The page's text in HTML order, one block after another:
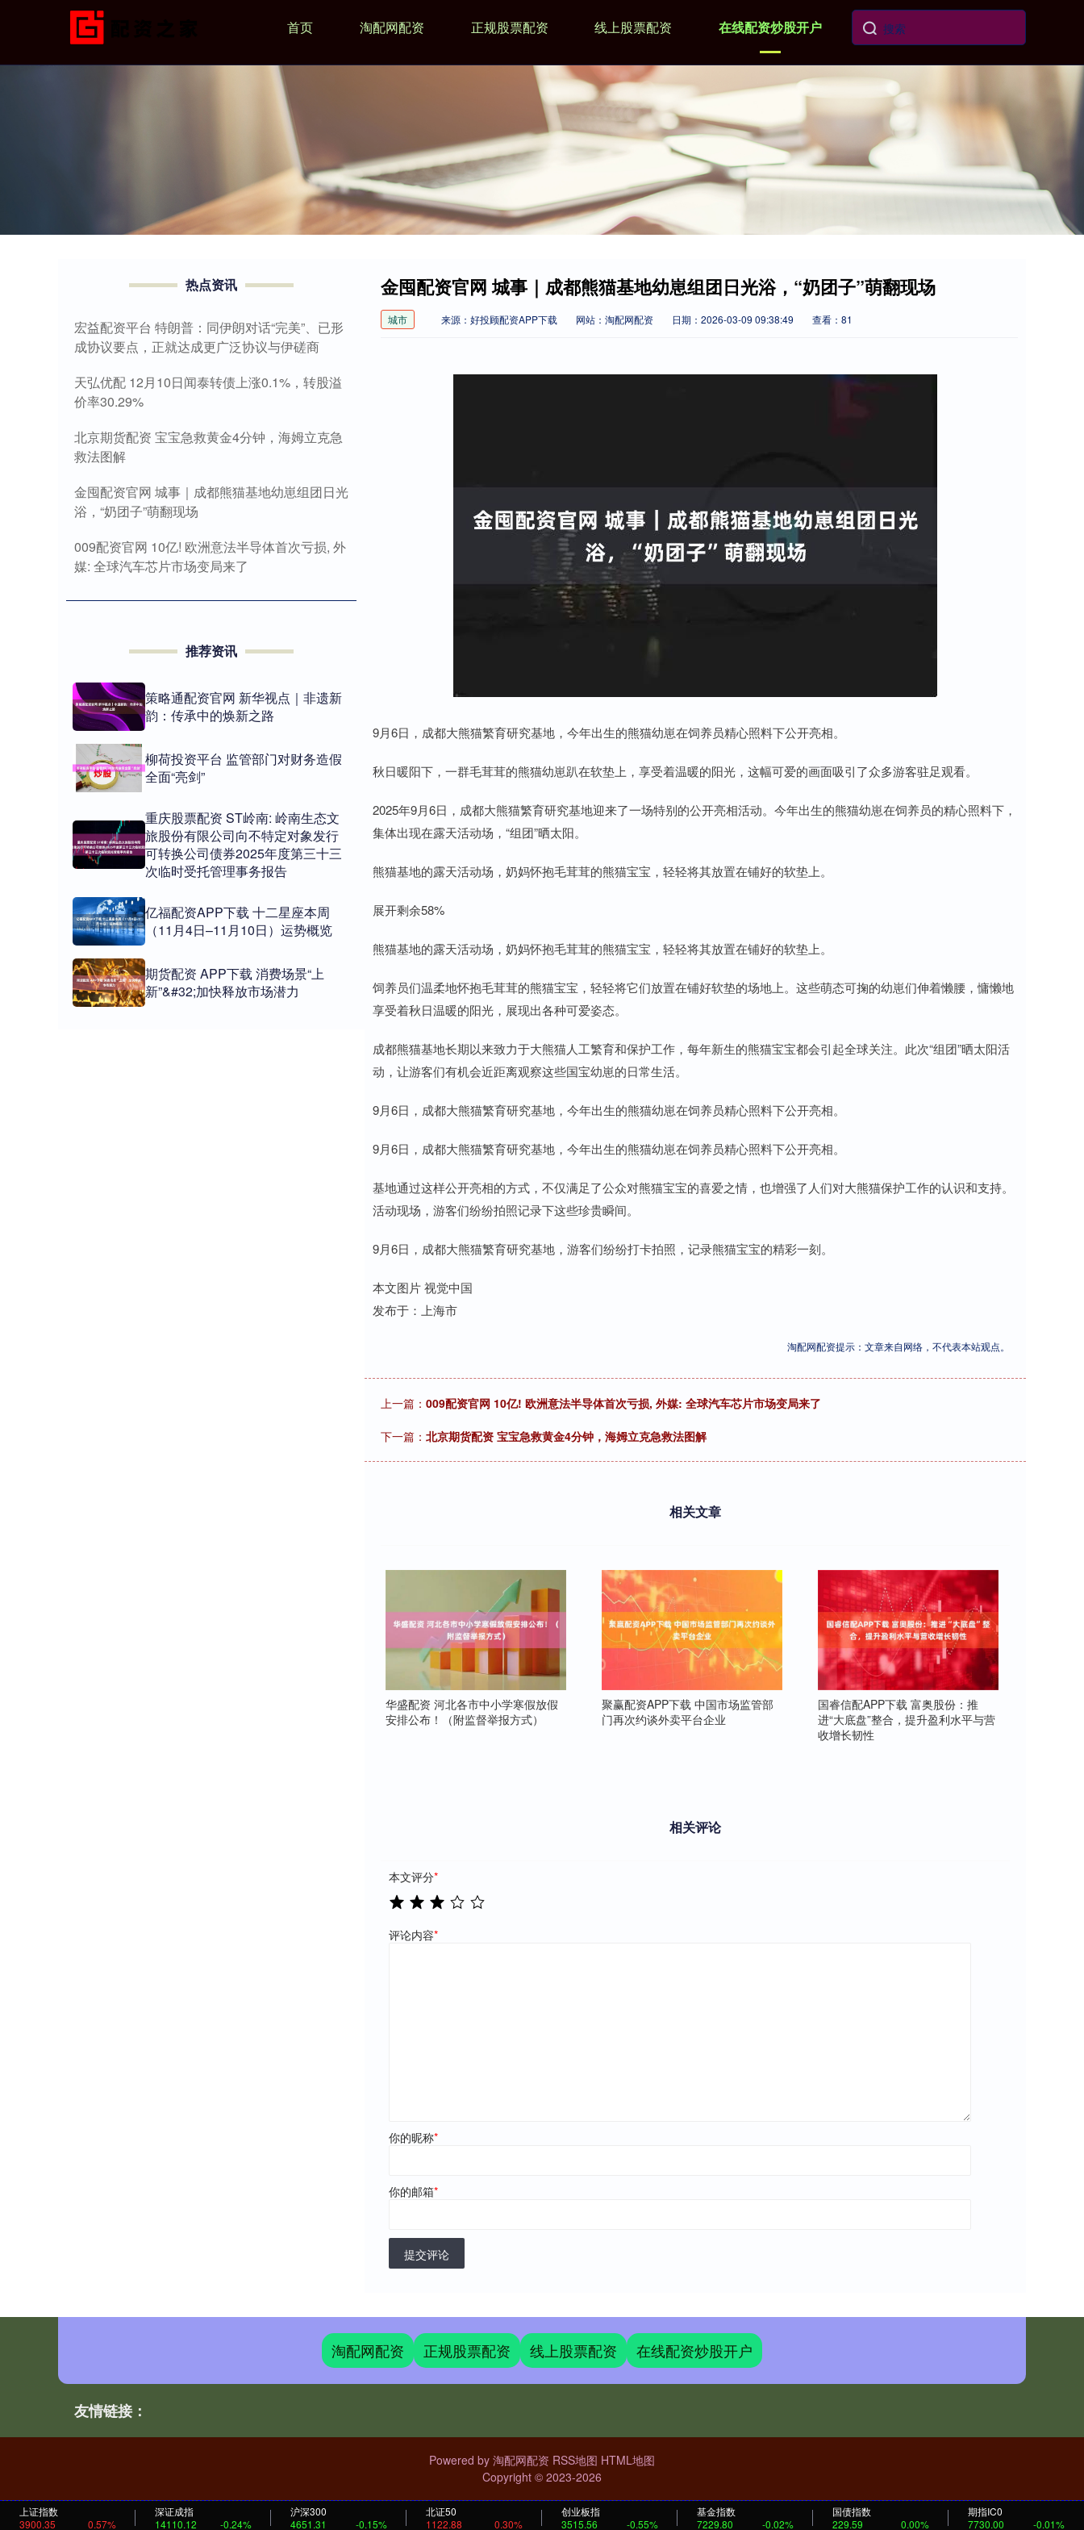
首页 淘配网配资 正规股票配资 线上股票配资 在线配资炒股开户
金囤配资官网 城事｜成都熊猫基地幼崽组团日光浴，“奶团子”萌翻现场
城市 来源：好投顾配资APP下载 网站：淘配网配资 日期：2026-03-09 09:38:49 查看：81
9月6日，成都大熊猫繁育研究基地，今年出生的熊猫幼崽在饲养员精心照料下公开亮相。
秋日暖阳下，一群毛茸茸的熊猫幼崽趴在软垫上，享受着温暖的阳光，这幅可爱的画面吸引了众多游客驻足观看。
2025年9月6日，成都大熊猫繁育研究基地迎来了一场特别的公开亮相活动。今年出生的熊猫幼崽在饲养员的精心照料下，
集体出现在露天活动场，“组团”晒太阳。
熊猫基地的露天活动场，奶妈怀抱毛茸茸的熊猫宝宝，轻轻将其放置在铺好的软垫上。
展开剩余58%
熊猫基地的露天活动场，奶妈怀抱毛茸茸的熊猫宝宝，轻轻将其放置在铺好的软垫上。
饲养员们温柔地怀抱毛茸茸的熊猫宝宝，轻轻将它们放置在铺好软垫的场地上。这些萌态可掬的幼崽们伸着懒腰，慵懒地
享受着秋日温暖的阳光，展现出各种可爱姿态。
成都熊猫基地长期以来致力于大熊猫人工繁育和保护工作，每年新生的熊猫宝宝都会引起全球关注。此次“组团”晒太阳活
动，让游客们有机会近距离观察这些国宝幼崽的日常生活。
9月6日，成都大熊猫繁育研究基地，今年出生的熊猫幼崽在饲养员精心照料下公开亮相。
9月6日，成都大熊猫繁育研究基地，今年出生的熊猫幼崽在饲养员精心照料下公开亮相。
基地通过这样公开亮相的方式，不仅满足了公众对熊猫宝宝的喜爱之情，也增强了人们对大熊猫保护工作的认识和支持。
活动现场，游客们纷纷拍照记录下这些珍贵瞬间。
9月6日，成都大熊猫繁育研究基地，游客们纷纷打卡拍照，记录熊猫宝宝的精彩一刻。
本文图片 视觉中国
发布于：上海市
淘配网配资提示：文章来自网络，不代表本站观点。
上一篇： 009配资官网 10亿! 欧洲意法半导体首次亏损, 外媒: 全球汽车芯片市场变局来了
下一篇： 北京期货配资 宝宝急救黄金4分钟，海姆立克急救法图解
相关文章
华盛配资 河北各市中小学寒假放假
安排公布！（附监督举报方式）
聚赢配资APP下载 中国市场监管部
门再次约谈外卖平台企业
国睿信配APP下载 富奥股份：推
进“大底盘”整合，提升盈利水平与营
收增长韧性
相关评论
本文评分*
评论内容*
你的昵称*
你的邮箱*
提交评论
热点资讯
宏益配资平台 特朗普：同伊朗对话“完美”、已形
成协议要点，正就达成更广泛协议与伊磋商
天弘优配 12月10日闻泰转债上涨0.1%，转股溢
价率30.29%
北京期货配资 宝宝急救黄金4分钟，海姆立克急
救法图解
金囤配资官网 城事｜成都熊猫基地幼崽组团日光
浴，“奶团子”萌翻现场
009配资官网 10亿! 欧洲意法半导体首次亏损, 外
媒: 全球汽车芯片市场变局来了
推荐资讯
策略通配资官网 新华视点｜非遗新
韵：传承中的焕新之路
柳荷投资平台 监管部门对财务造假
全面“亮剑”
重庆股票配资 ST岭南: 岭南生态文
旅股份有限公司向不特定对象发行
可转换公司债券2025年度第三十三
次临时受托管理事务报告
亿福配资APP下载 十二星座本周
（11月4日–11月10日）运势概览
期货配资 APP下载 消费场景“上
新”&#32;加快释放市场潜力
上证指数
3900.35
0.57%
深证成指
14110.12
-0.24%
沪深300
4651.31
-0.15%
北证50
1122.88
0.30%
创业板指
3515.56
-0.55%
基金指数
7229.80
-0.02%
国债指数
229.59
0.00%
期指IC0
7730.00
-0.01%
淘配网配资 正规股票配资 线上股票配资 在线配资炒股开户
友情链接：
Powered by 淘配网配资 RSS地图 HTML地图
Copyright © 2023-2026